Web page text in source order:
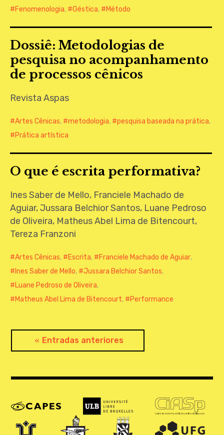
Fenomenologia, Géstica, Método
Dossiê: Metodologias de
pesquisa no acompanhamento
de processos cênicos
Revista Aspas
Artes Cênicas, metodologia, pesquisa baseada na prática,
Prática artística
O que é escrita performativa?
Ines Saber de Mello, Franciele Machado de
Aguiar, Jussara Belchior Santos, Luane Pedroso
de Oliveira, Matheus Abel Lima de Bitencourt,
Tereza Franzoni
Artes Cênicas, Escrita, Franciele Machado de Aguiar,
Ines Saber de Mello, Jussara Belchior Santos,
Luane Pedroso de Oliveira,
Matheus Abel Lima de Bitencourt, Performance
Navegación
entradas
Entradas anteriores